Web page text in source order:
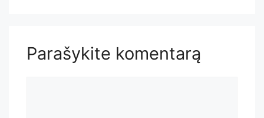
Parašykite komentarą